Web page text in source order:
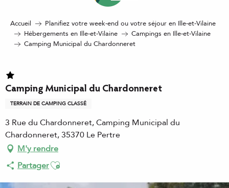
Accueil
Planifiez votre week-end ou votre séjour en Ille-et-Vilaine
Hébergements en Ille-et-Vilaine
Campings en Ille-et-Vilaine
Camping Municipal du Chardonneret
Camping Municipal du Chardonneret
TERRAIN DE CAMPING CLASSÉ
3 Rue du Chardonneret, Camping Municipal du
Chardonneret, 35370 Le Pertre
M'y rendre
PartagerAjouter aux favoris